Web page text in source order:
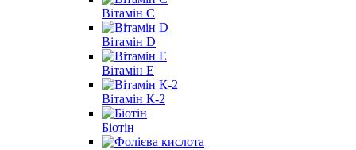
Вітамін С
Вітамін D
Вітамін E
Вітамін К-2
Біотін